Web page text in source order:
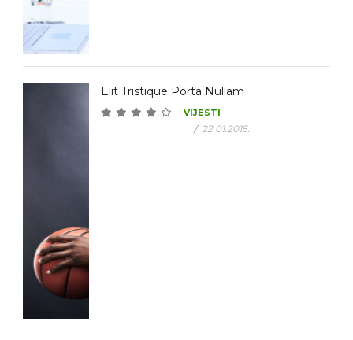
Elit Tristique Porta Nullam
VIJESTI
/ 22.01.2015.